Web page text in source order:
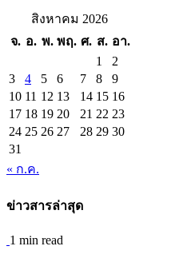
สิงหาคม 2026
จ. อ. พ. พฤ. ศ. ส. อา.
1
2
3
4 5 6 7 8
9
10 11 12 13 14 15 16
17 18 19 20 21 22 23
24 25 26 27 28 29 30
31
« ก.ค.
ข่าวสารล่าสุด
1 min read